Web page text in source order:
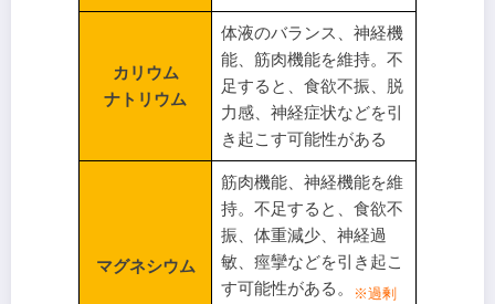
カリウム
ナトリウム
体液のバランス、神経機
能、筋肉機能を維持。不
足すると、食欲不振、脱
力感、神経症状などを引
き起こす可能性がある
マグネシウム
筋肉機能、神経機能を維
持。不足すると、食欲不
振、体重減少、神経過
敏、痙攣などを引き起こ
す可能性がある。
※過剰